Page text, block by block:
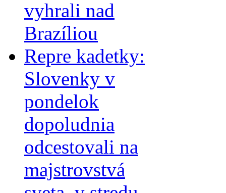
vyhrali nad
Brazíliou
Repre kadetky:
Slovenky v
pondelok
dopoludnia
odcestovali na
majstrovstvá